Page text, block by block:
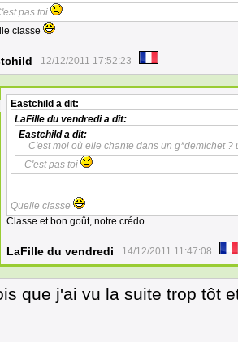
pas toi
classe
12/12/2011 17:52:23
Eastchild a dit:
LaFille du vendredia dit:
Eastchilda dit:
C'est moi où elle chante dans un g*demichet ?
C'est pas toi
Quelle classe
Classe et bon goût, notre crédo.
LaFille du vendredi 14/12/2011 11:47:08
que j'ai vu la suite trop tôt